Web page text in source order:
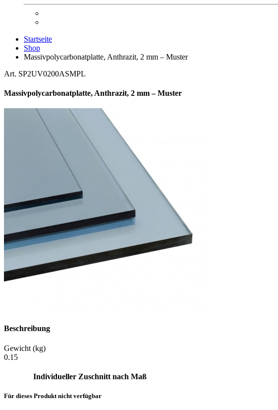
Startseite
Shop
Massivpolycarbonatplatte, Anthrazit, 2 mm – Muster
Art. SP2UV0200ASMPL
Massivpolycarbonatplatte, Anthrazit, 2 mm – Muster
Beschreibung
Gewicht (kg)
0.15
Individueller Zuschnitt nach Maß
Für dieses Produkt nicht verfügbar